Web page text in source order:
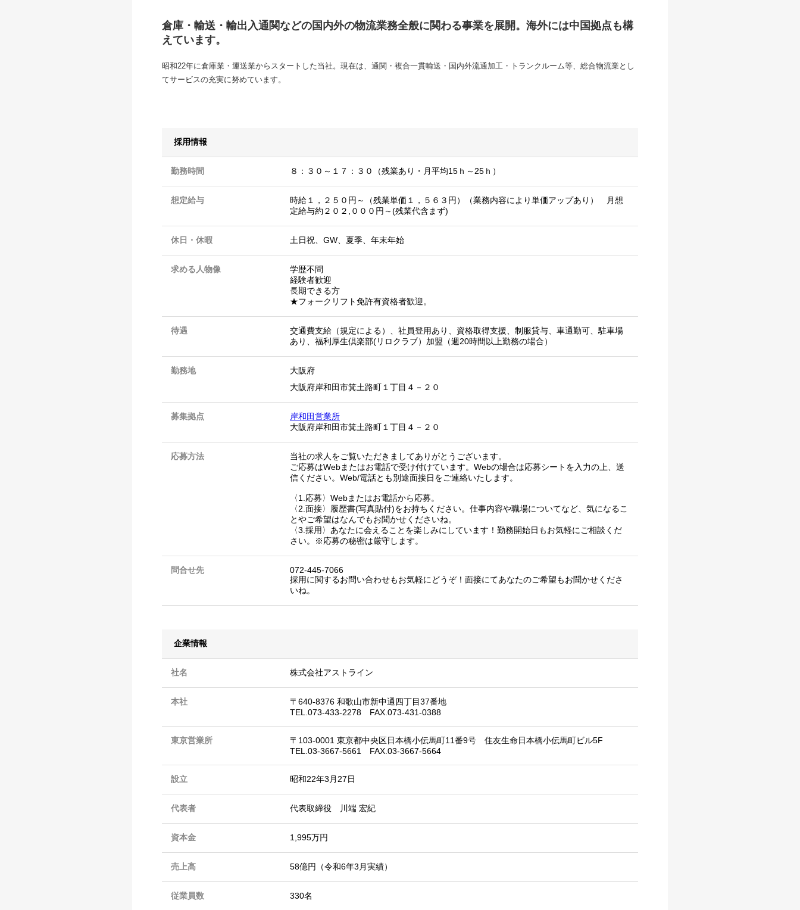
倉庫・輸送・輸出入通関などの国内外の物流業務全般に関わる事業を展開。海外には中国拠点も構
えています。
昭和22年に倉庫業・運送業からスタートした当社。現在は、通関・複合一貫輸送・国内外流通加工・トランクルーム等、総合物流業とし
てサービスの充実に努めています。
採用情報
勤務時間 ８：３０～１７：３０（残業あり・月平均15ｈ～25ｈ）
想定給与
時給１，２５０円～（残業単価１，５６３円）（業務内容により単価アップあり） 月想
定給与約２０２,０００円～(残業代含まず)
休日・休暇 土日祝、GW、夏季、年末年始
求める人物像
学歴不問
経験者歓迎
長期できる方
★フォークリフト免許有資格者歓迎。
待遇
交通費支給（規定による）、社員登用あり、資格取得支援、制服貸与、車通勤可、駐車場
あり、福利厚生倶楽部(リロクラブ）加盟（週20時間以上勤務の場合）
勤務地
大阪府
大阪府岸和田市箕土路町１丁目４－２０
募集拠点
岸和田営業所
大阪府岸和田市箕土路町１丁目４－２０
応募方法
当社の求人をご覧いただきましてありがとうございます。
ご応募はWebまたはお電話で受け付けています。Webの場合は応募シートを入力の上、送
信ください。Web/電話とも別途面接日をご連絡いたします。
〈1.応募〉Webまたはお電話から応募。
〈2.面接〉履歴書(写真貼付)をお持ちください。仕事内容や職場についてなど、気になるこ
とやご希望はなんでもお聞かせくださいね。
〈3.採用〉あなたに会えることを楽しみにしています！勤務開始日もお気軽にご相談くだ
さい。※応募の秘密は厳守します。
問合せ先
072-445-7066
採用に関するお問い合わせもお気軽にどうぞ！面接にてあなたのご希望もお聞かせくださ
いね。
企業情報
社名 株式会社アストライン
本社
〒640-8376 和歌山市新中通四丁目37番地
TEL.073-433-2278 FAX.073-431-0388
東京営業所
〒103-0001 東京都中央区日本橋小伝馬町11番9号 住友生命日本橋小伝馬町ビル5F
TEL.03-3667-5661 FAX.03-3667-5664
設立 昭和22年3月27日
代表者 代表取締役 川端 宏紀
資本金 1,995万円
売上高 58億円（令和6年3月実績）
従業員数 330名